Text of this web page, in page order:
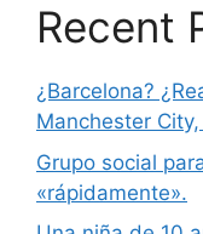
Recent
¿Barcelona?
Manchester
Grupo social
«rápidamente».